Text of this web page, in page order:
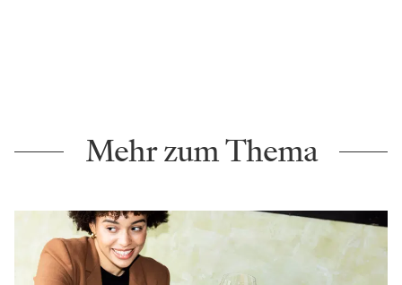
Mehr zum Thema